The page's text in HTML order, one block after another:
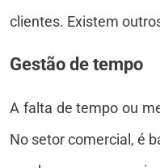
clientes. Existem
Gestão de tempo
A falta de tempo ou
No setor comercial, é